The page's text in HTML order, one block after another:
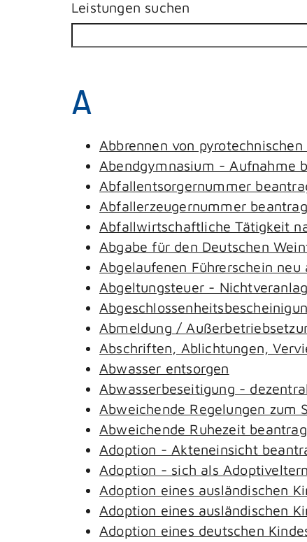
Leistungen suchen
A
Abbrennen von
Abendgymnasium - Aufnahme
Abfallentsorgernummer
Abfallerzeugernummer
Abfallwirtschaftliche Tätigkeit
Abgabe für den Deutschen
Abgelaufenen Führerschein neu
Abgeltungsteuer -
Abmeldung /
Abschriften, Ablichtungen,
Abwasser entsorgen
Abwasserbeseitigung -
Abweichende Regelungen zum
Abweichende Ruhezeit
Adoption - Akteneinsicht
Adoption - sich als
Adoption eines ausländischen
Adoption eines ausländischen
Adoption eines deutschen